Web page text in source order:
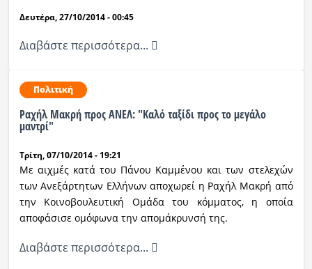
Δευτέρα, 27/10/2014 - 00:45
Διαβάστε περισσότερα...
Πολιτική
Ραχήλ Μακρή προς ΑΝΕΛ: "Καλό ταξίδι προς το μεγάλο
μαντρί"
Τρίτη, 07/10/2014 - 19:21
Με αιχμές κατά του Πάνου Καμμένου και των στελεχών
των Ανεξάρτητων Ελλήνων αποχωρεί η Ραχήλ Μακρή από
την Κοινοβουλευτική Ομάδα του κόμματος, η οποία
αποφάσισε ομόφωνα την απομάκρυνσή της.
Διαβάστε περισσότερα...